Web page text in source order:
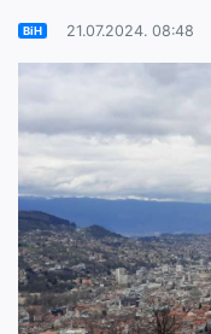
BiH 21.07.2024. 08:48